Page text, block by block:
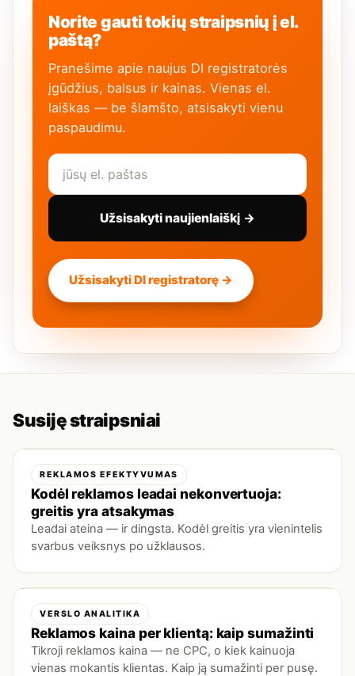
Norite gauti tokių straipsnių į el.
paštą?
Pranešime apie naujus DI registratorės
įgūdžius, balsus ir kainas. Vienas el.
laiškas — be šlamšto, atsisakyti vienu
paspaudimu.
Užsisakyti naujienlaiškį →
Užsisakyti DI registratorę →
Susiję straipsniai
REKLAMOS EFEKTYVUMAS
Kodėl reklamos leadai nekonvertuoja:
greitis yra atsakymas
Leadai ateina — ir dingsta. Kodėl greitis yra vienintelis
svarbus veiksnys po užklausos.
VERSLO ANALITIKA
Reklamos kaina per klientą: kaip sumažinti
Tikroji reklamos kaina — ne CPC, o kiek kainuoja
vienas mokantis klientas. Kaip ją sumažinti per pusę.